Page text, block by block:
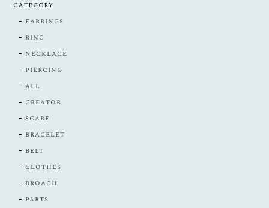
CATEGORY
earrings
ring
necklace
piercing
all
creator
scarf
bracelet
belt
clothes
broach
parts